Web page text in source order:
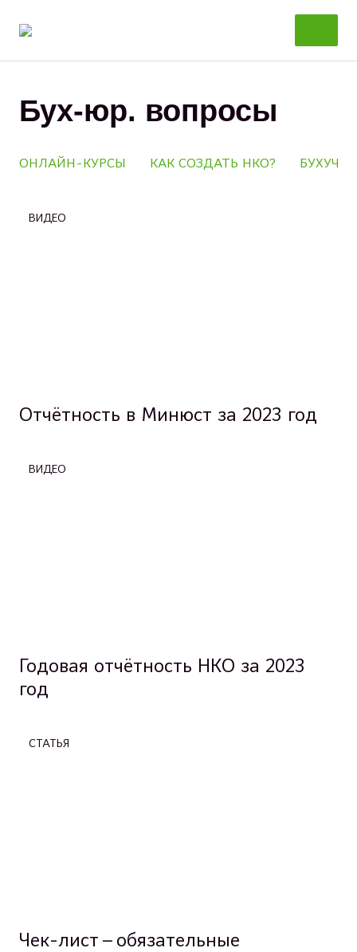
Бух-юр. вопросы
ОНЛАЙН-КУРСЫ КАК СОЗДАТЬ НКО? БУХУЧЕТ
ВИДЕО
Отчётность в Минюст за 2023 год
ВИДЕО
Годовая отчётность НКО за 2023
год
СТАТЬЯ
Чек-лист – обязательные